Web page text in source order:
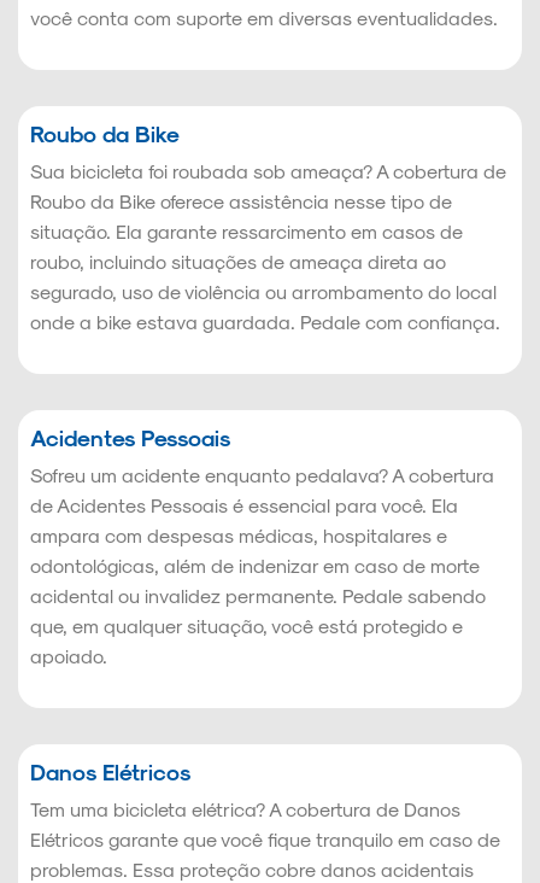
você conta com suporte em diversas eventualidades.
Roubo da Bike
Sua bicicleta foi roubada sob ameaça? A cobertura de
Roubo da Bike oferece assistência nesse tipo de
situação. Ela garante ressarcimento em casos de
roubo, incluindo situações de ameaça direta ao
segurado, uso de violência ou arrombamento do local
onde a bike estava guardada. Pedale com confiança.
Acidentes Pessoais
Sofreu um acidente enquanto pedalava? A cobertura
de Acidentes Pessoais é essencial para você. Ela
ampara com despesas médicas, hospitalares e
odontológicas, além de indenizar em caso de morte
acidental ou invalidez permanente. Pedale sabendo
que, em qualquer situação, você está protegido e
apoiado.
Danos Elétricos
Tem uma bicicleta elétrica? A cobertura de Danos
Elétricos garante que você fique tranquilo em caso de
problemas. Essa proteção cobre danos acidentais